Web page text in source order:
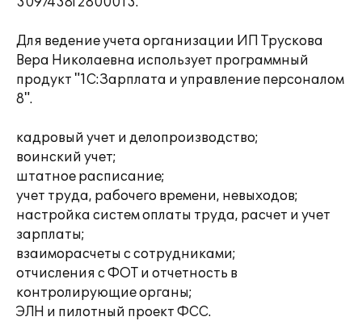
Для ведение учета организации ИП Трускова
Вера Николаевна использует программный
продукт "1С:Зарплата и управление персоналом
8".
кадровый учет и делопроизводство;
воинский учет;
штатное расписание;
учет труда, рабочего времени, невыходов;
настройка систем оплаты труда, расчет и учет
зарплаты;
взаиморасчеты с сотрудниками;
отчисления с ФОТ и отчетность в
контролирующие органы;
ЭЛН и пилотный проект ФСС.